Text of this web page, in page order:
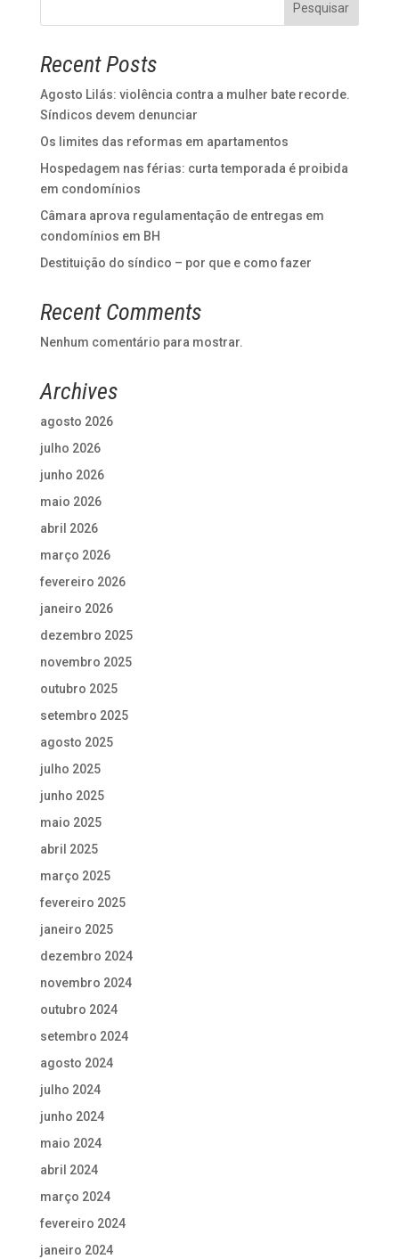
Pesquisar
Recent Posts
Agosto Lilás: violência contra a mulher bate recorde.
Síndicos devem denunciar
Os limites das reformas em apartamentos
Hospedagem nas férias: curta temporada é proibida
em condomínios
Câmara aprova regulamentação de entregas em
condomínios em BH
Destituição do síndico – por que e como fazer
Recent Comments
Nenhum comentário para mostrar.
Archives
agosto 2026
julho 2026
junho 2026
maio 2026
abril 2026
março 2026
fevereiro 2026
janeiro 2026
dezembro 2025
novembro 2025
outubro 2025
setembro 2025
agosto 2025
julho 2025
junho 2025
maio 2025
abril 2025
março 2025
fevereiro 2025
janeiro 2025
dezembro 2024
novembro 2024
outubro 2024
setembro 2024
agosto 2024
julho 2024
junho 2024
maio 2024
abril 2024
março 2024
fevereiro 2024
janeiro 2024